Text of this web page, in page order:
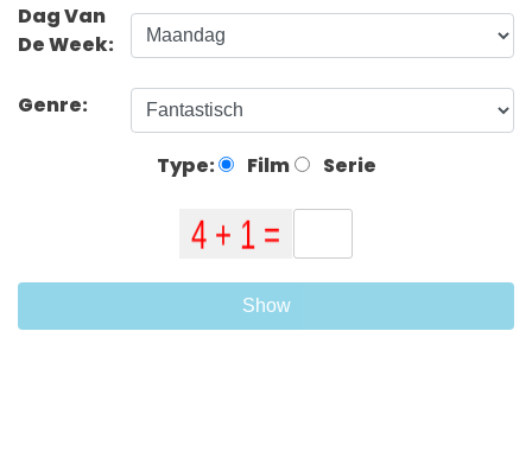
Dag Van
De Week:
Genre:
Type: Film Serie
Show